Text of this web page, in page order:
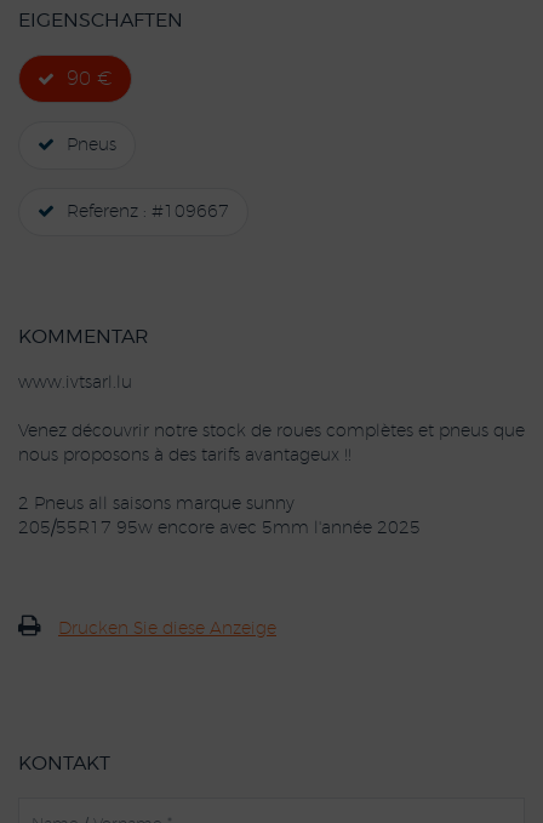
EIGENSCHAFTEN
90 €
Pneus
Referenz : #109667
KOMMENTAR
www.ivtsarl.lu
Venez découvrir notre stock de roues complètes et pneus que
nous proposons à des tarifs avantageux !!
2 Pneus all saisons marque sunny
205/55R17 95w encore avec 5mm l'année 2025
Drucken Sie diese Anzeige
KONTAKT